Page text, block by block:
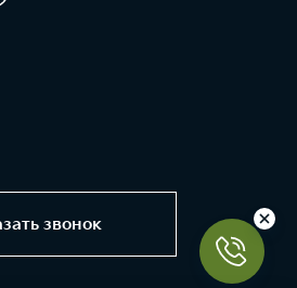
звонок